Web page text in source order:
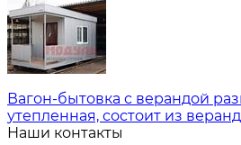
Вагон-бытовка с верандой
утепленная, состоит из
Наши контакты